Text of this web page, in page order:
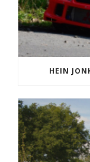
HEIN